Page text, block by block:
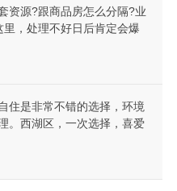
资源?跟商品房怎么分隔?业
，处理不好日后肯定会爆
住是非常不错的选择，环境
。西湖区，一次选择，喜爱